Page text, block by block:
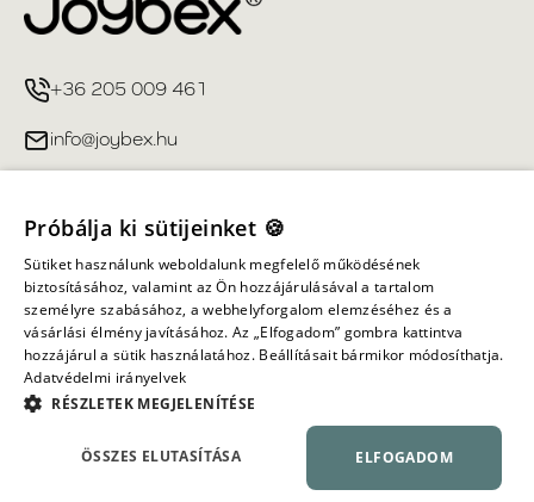
+36 205 009 461
info@joybex.hu
Fiókom
Információ
Minden jog fenntartva ©
Próbálja ki sütijeinket 🍪
Sütiket használunk weboldalunk megfelelő működésének
biztosításához, valamint az Ön hozzájárulásával a tartalom
személyre szabásához, a webhelyforgalom elemzéséhez és a
vásárlási élmény javításához. Az „Elfogadom” gombra kattintva
hozzájárul a sütik használatához. Beállításait bármikor módosíthatja.
Adatvédelmi irányelvek
RÉSZLETEK MEGJELENÍTÉSE
ELFOGADOM
ÖSSZES ELUTASÍTÁSA